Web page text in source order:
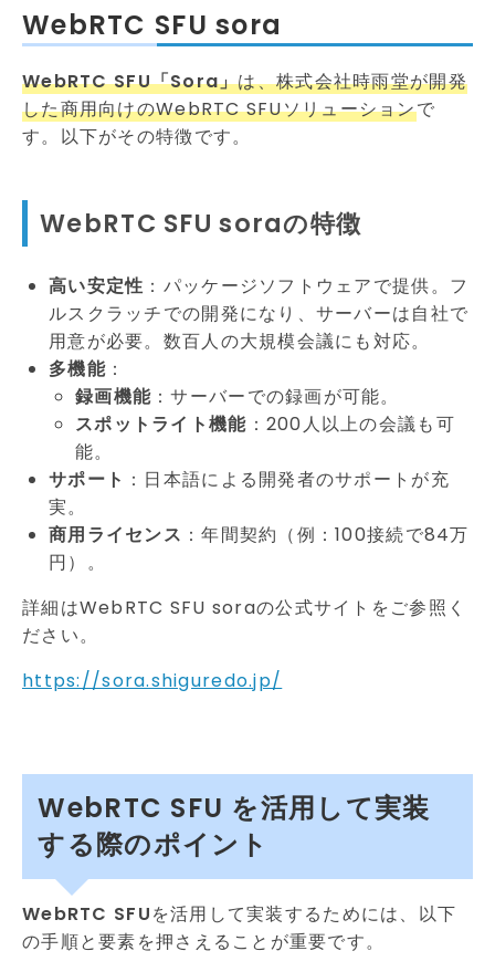
WebRTC SFU sora
WebRTC SFU「Sora」は、株式会社時雨堂が開発
した商用向けのWebRTC SFUソリューションで
す。以下がその特徴です。
WebRTC SFU soraの特徴
高い安定性 ：パッケージソフトウェアで提供。フ
ルスクラッチでの開発になり、サーバーは自社で
用意が必要。数百人の大規模会議にも対応。
多機能：
録画機能 ：サーバーでの録画が可能。
スポットライト機能 ：200人以上の会議も可
能。
サポート ：日本語による開発者のサポートが充
実。
商用ライセンス ：年間契約（例：100接続で84万
円）。
詳細はWebRTC SFU soraの公式サイトをご参照く
ださい。
https://sora.shiguredo.jp/
WebRTC SFU を活用して実装
する際のポイント
WebRTC SFUを活用して実装するためには、以下
の手順と要素を押さえることが重要です。